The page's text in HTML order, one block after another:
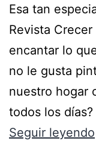
Esa tan
Revista
encantar lo
no le gusta
nuestro hogar
todos los
Seguir leyendo